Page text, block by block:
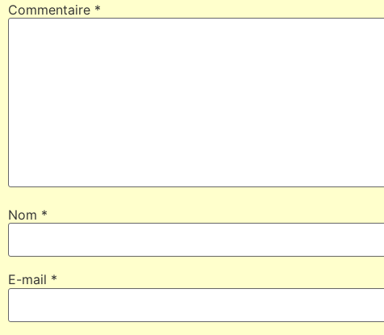
Commentaire *
Nom *
E-mail *